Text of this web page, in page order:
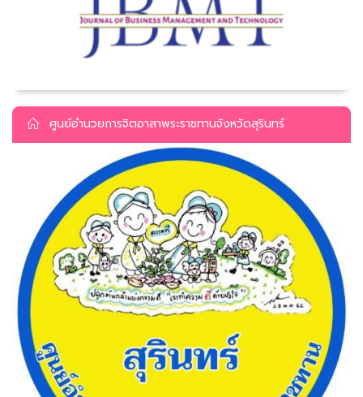
ศูนย์อำนวยการจิตอาสาพระราชทานจังหวัดสุรินทร์